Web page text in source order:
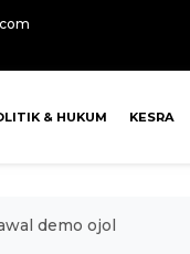
& HUKUM KESRA
demo ojol